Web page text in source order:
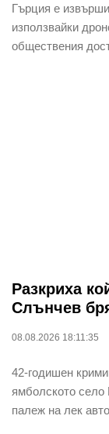
Гърция е
използвайки
обществения
Разкриха
Слънчев
08.08.2026 18:11:35
42-годишен
ямболското село
палеж на лек